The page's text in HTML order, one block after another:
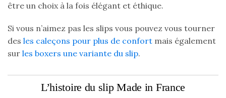
être un choix à la fois élégant et éthique.
Si vous n’aimez pas les slips vous pouvez vous tourner
des les caleçons pour plus de confort mais également
sur les boxers une variante du slip.
L’histoire du slip Made in France